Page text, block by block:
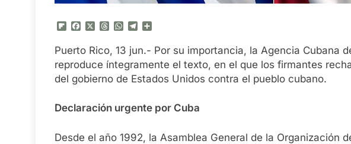
Flipboard
FacebookThreadsWhatsApp
Telegram
Puerto Rico, 13 jun.- Por su importancia, la Agencia Cubana
reproduce íntegramente el texto, en el que los firmantes
del gobierno de Estados Unidos contra el pueblo cubano.
Declaración urgente por Cuba
Desde el año 1992, la Asamblea General de la Organización